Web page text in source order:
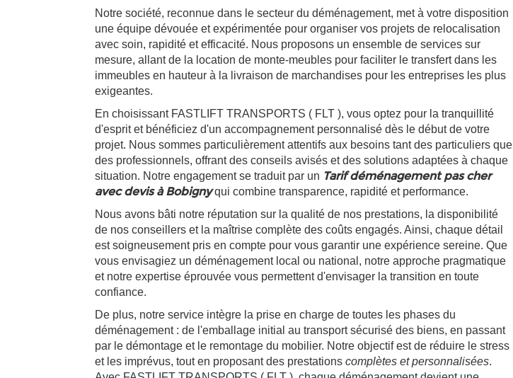
Notre société, reconnue dans le secteur du déménagement, met à votre disposition
une équipe dévouée et expérimentée pour organiser vos projets de relocalisation
avec soin, rapidité et efficacité. Nous proposons un ensemble de services sur
mesure, allant de la location de monte-meubles pour faciliter le transfert dans les
immeubles en hauteur à la livraison de marchandises pour les entreprises les plus
exigeantes.
En choisissant FASTLIFT TRANSPORTS ( FLT ), vous optez pour la tranquillité
d'esprit et bénéficiez d'un accompagnement personnalisé dès le début de votre
projet. Nous sommes particulièrement attentifs aux besoins tant des particuliers que
des professionnels, offrant des conseils avisés et des solutions adaptées à chaque
situation. Notre engagement se traduit par un Tarif déménagement pas cher
avec devis à Bobignyqui combine transparence, rapidité et performance.
Nous avons bâti notre réputation sur la qualité de nos prestations, la disponibilité
de nos conseillers et la maîtrise complète des coûts engagés. Ainsi, chaque détail
est soigneusement pris en compte pour vous garantir une expérience sereine. Que
vous envisagiez un déménagement local ou national, notre approche pragmatique
et notre expertise éprouvée vous permettent d'envisager la transition en toute
confiance.
De plus, notre service intègre la prise en charge de toutes les phases du
déménagement : de l'emballage initial au transport sécurisé des biens, en passant
par le démontage et le remontage du mobilier. Notre objectif est de réduire le stress
et les imprévus, tout en proposant des prestationscomplètes et personnalisées.